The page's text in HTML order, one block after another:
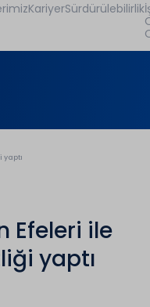
KariyerSürdürülebilirlik
yaptı
Efeleri ile
yaptı